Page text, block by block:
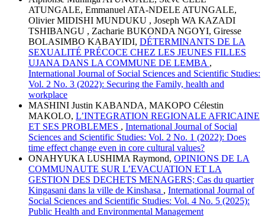
ATUNGALE, Emmanuel ATA-NDELE ATUNGALE,
Olivier MIDISHI MUNDUKU , Joseph WA KAZADI
TSHIBANGU , Zacharie BUKONDA NGOYI, Giresse
BOLASIMBO KABAYIDI, DÉTERMINANTS DE LA
SEXUALITÉ PRÉCOCE CHEZ LES JEUNES FILLES
UJANA DANS LA COMMUNE DE LEMBA ,
International Journal of Social Sciences and Scientific Studies:
Vol. 2 No. 3 (2022): Securing the Family, health and
workplace
MASHINI Justin KABANDA, MAKOPO Célestin
MAKOLO, L’INTEGRATION REGIONALE AFRICAINE
ET SES PROBLEMES , International Journal of Social
Sciences and Scientific Studies: Vol. 2 No. 1 (2022): Does
time effect change even in core cultural values?
ONAHYUKA LUSHIMA Raymond, OPINIONS DE LA
COMMUNAUTE SUR L’EVACUATION ET LA
GESTION DES DECHETS MENAGERS; Cas du quartier
Kingasani dans la ville de Kinshasa , International Journal of
Social Sciences and Scientific Studies: Vol. 4 No. 5 (2025):
Public Health and Environmental Management